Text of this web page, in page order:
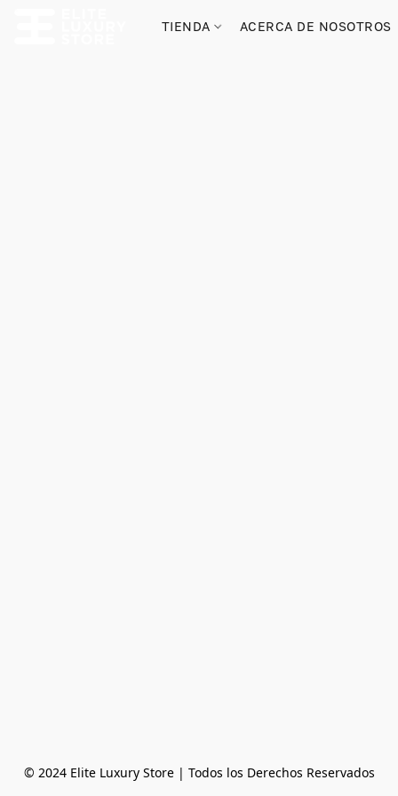
TIENDA ACERCA DE NOSOTROS
© 2024 Elite Luxury Store | Todos los Derechos Reservados